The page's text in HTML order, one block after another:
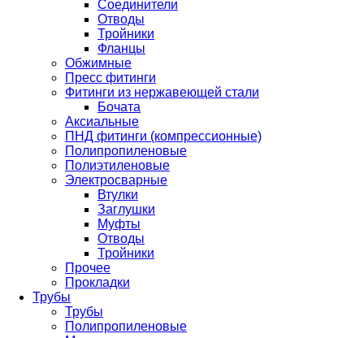
Соединители
Отводы
Тройники
Фланцы
Обжимные
Пресс фитинги
Фитинги из нержавеющей стали
Бочата
Аксиальные
ПНД фитинги (компрессионные)
Полипропиленовые
Полиэтиленовые
Электросварные
Втулки
Заглушки
Муфты
Отводы
Тройники
Прочее
Прокладки
Трубы
Трубы
Полипропиленовые